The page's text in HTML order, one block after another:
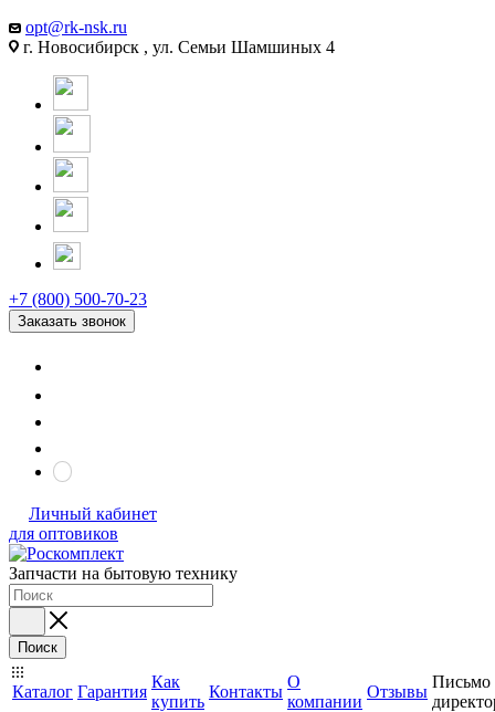
opt@rk-nsk.ru
г. Новосибирск , ул. Семьи Шамшиных 4
+7 (800) 500-70-23
Заказать звонок
Личный кабинет
для оптовиков
Запчасти на бытовую технику
Поиск
Каталог Гарантия
Как
купить
Контакты
О
компании
Отзывы
Письмо